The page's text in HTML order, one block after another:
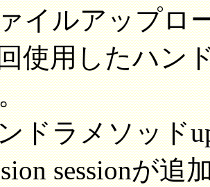
イルアップロ
したハンド
メソッド
sessionが